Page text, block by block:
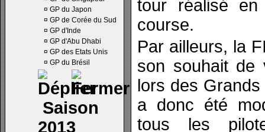
¤ GP du Japon
¤ GP de Corée du Sud
¤ GP d'Inde
¤ GP d'Abu Dhabi
¤ GP des Etats Unis
¤ GP du Brésil
Saison
2013
tour réalisé
course.
Par ailleurs, la
son souhait de
lors des
a donc été
tous les